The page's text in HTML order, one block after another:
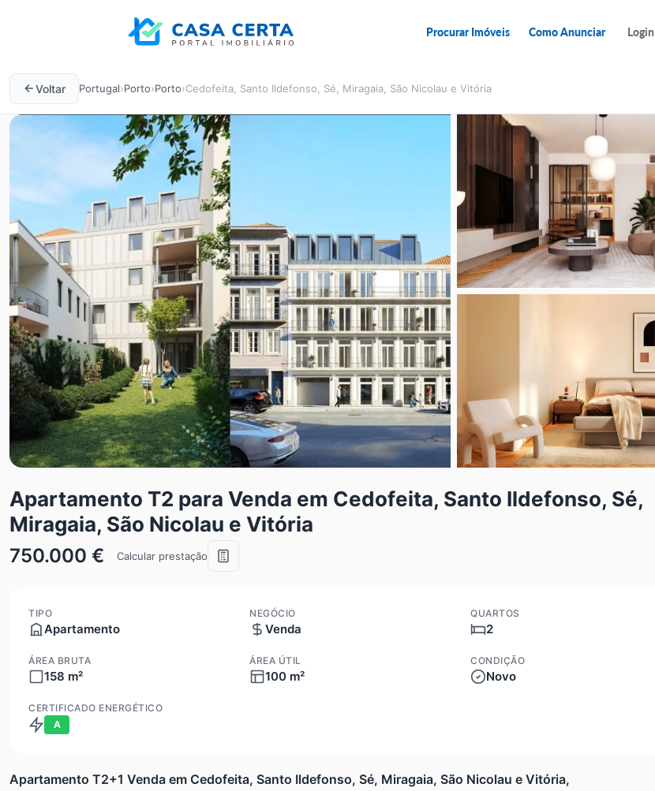
Procurar Imóveis Como Anunciar Login
Voltar Portugal›Porto›Porto›Cedofeita, Santo Ildefonso, Sé, Miragaia, São Nicolau e Vitória
Apartamento T2 para Venda em Cedofeita, Santo Ildefonso, Sé,
Miragaia, São Nicolau e Vitória
750.000 € Calcular prestação
TIPO
Apartamento
NEGÓCIO
Venda
QUARTOS
2
ÁREA BRUTA
158 m²
ÁREA ÚTIL
100 m²
CONDIÇÃO
Novo
CERTIFICADO ENERGÉTICO
A
Apartamento T2+1 Venda em Cedofeita, Santo Ildefonso, Sé, Miragaia, São Nicolau e Vitória,